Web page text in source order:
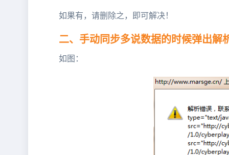
如果有，请删除之，即可解决！
二、手动同步多说数据的时候弹出解
如图：